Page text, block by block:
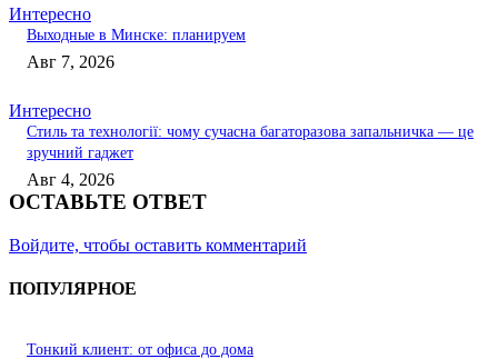
Интересно
Выходные в Минске: планируем
Авг 7, 2026
Интересно
Стиль та технології: чому сучасна багаторазова запальничка — це
зручний гаджет
Авг 4, 2026
ОСТАВЬТЕ ОТВЕТ
Войдите, чтобы оставить комментарий
ПОПУЛЯРНОЕ
Тонкий клиент: от офиса до дома